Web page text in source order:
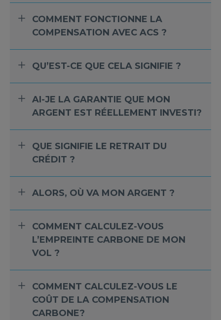
COMMENT FONCTIONNE LA
COMPENSATION AVEC ACS ?
QU’EST-CE QUE CELA SIGNIFIE ?
AI-JE LA GARANTIE QUE MON
ARGENT EST RÉELLEMENT INVESTI?
QUE SIGNIFIE LE RETRAIT DU
CRÉDIT ?
ALORS, OÙ VA MON ARGENT ?
COMMENT CALCULEZ-VOUS
L’EMPREINTE CARBONE DE MON
VOL ?
COMMENT CALCULEZ-VOUS LE
COÛT DE LA COMPENSATION
CARBONE?